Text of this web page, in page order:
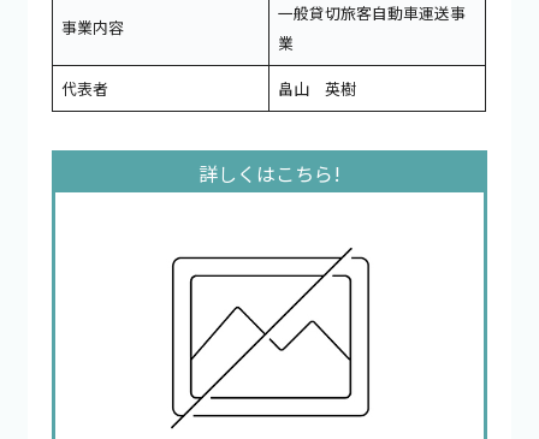
事業内容
一般貸切旅客自動車運送事
業
代表者
畠山 英樹